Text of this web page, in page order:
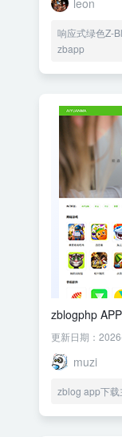
leon
响应式绿色Z-
zbapp
zblogphp
更新日期：
muzi
zblog app下载